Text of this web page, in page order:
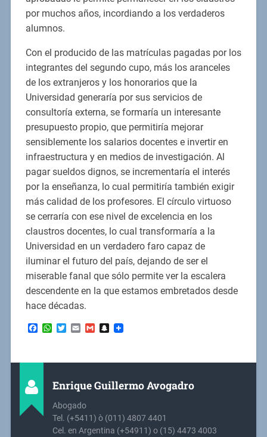
por muchos años, incordiando a los verdaderos
alumnos.
Con el producido de las matrículas pagadas por los
integrantes del segundo cupo, más los aranceles
de los extranjeros y los honorarios que la
Universidad generaría por sus servicios de
consultoría externa, se formaría un interesante
presupuesto propio, que permitiría mejorar
sensiblemente los salarios docentes e invertir en
infraestructura y en medios de investigación. Al
pagar sueldos dignos, se incrementaría el interés
por la enseñanza, lo cual permitiría también exigir
más calidad de los profesores. El círculo virtuoso
se cerraría con ese nivel de excelencia en los
claustros docentes, lo cual transformaría a la
Universidad en un verdadero faro capaz de
iluminar el futuro del país, dejando de ser el
miserable fanal que sólo permite ver la escalera
descendente en la que estamos embretados desde
hace décadas.
Facebook
WhatsApp
Twitter
EmailGmailSnapchat
Enrique Guillermo Avogadro
Abogado
Tel. (+5411) ò (011) 4807 4401
Cel. en Argentina (+54911) o (15) 4473 4003